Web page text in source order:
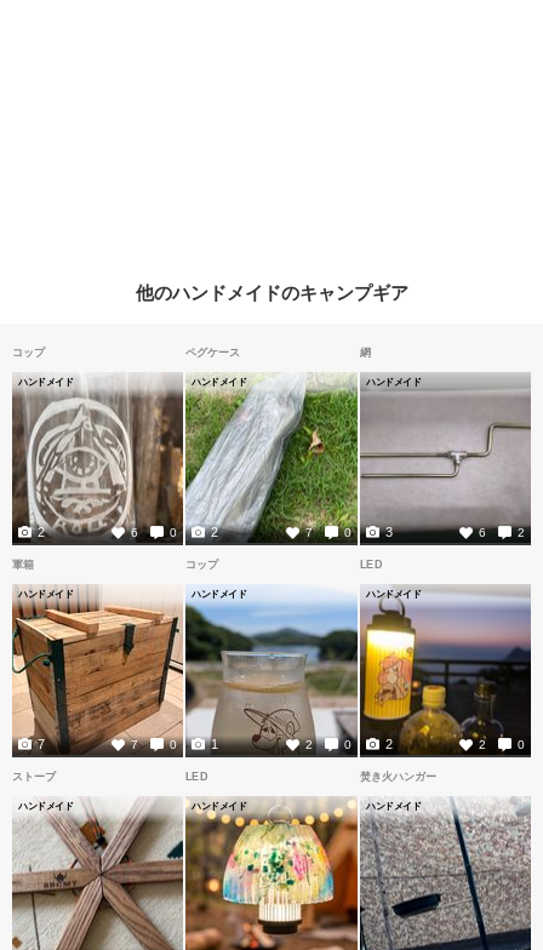
他のハンドメイドのキャンプギア
コップ
ハンドメイド
6 0
2
ペグケース
ハンドメイド
7 0
2
網
ハンドメイド
6 2
3
軍箱
ハンドメイド
7 0
7
コップ
ハンドメイド
2 0
1
LED
ハンドメイド
2 0
2
ストーブ
ハンドメイド
LED
ハンドメイド
焚き火ハンガー
ハンドメイド